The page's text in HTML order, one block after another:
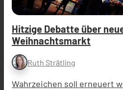
Hitzige Debatte über
Weihnachtsmarkt
Ruth Strätling
Wahrzeichen soll erneuert